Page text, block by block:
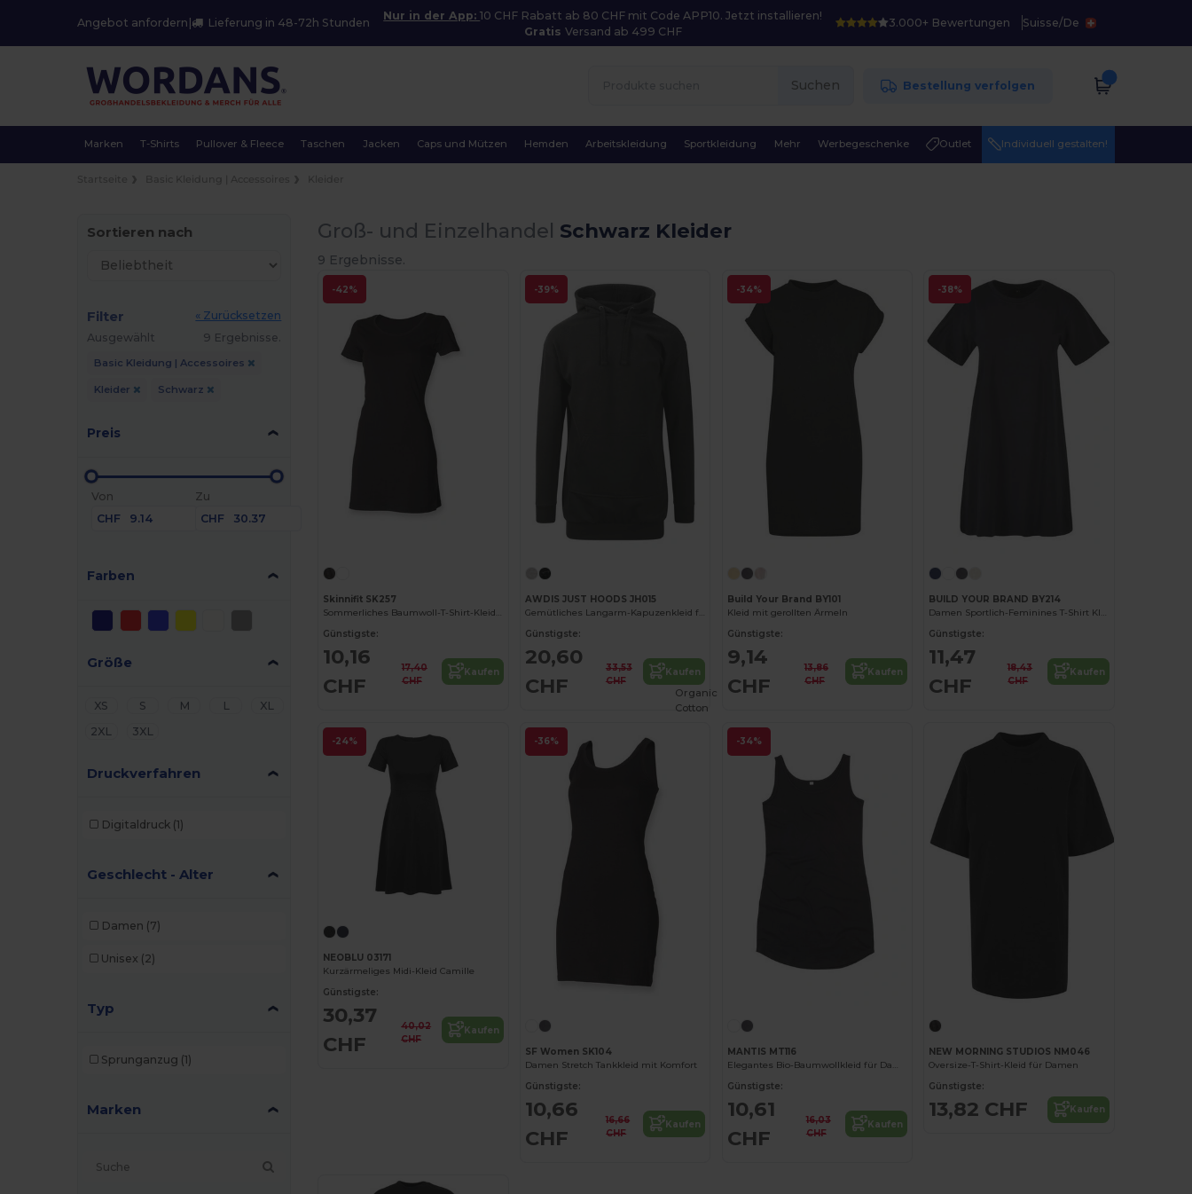
Angebot anfordern Lieferung in 48-72h Stunden
Nur in der App:10 CHF Rabatt ab 80 CHF mit Code APP10. Jetzt installieren!
Gratis Versand ab 499 CHF
3.000+ Bewertungen Suisse/De
Suchen Bestellung verfolgen
Marken T-Shirts Pullover & Fleece Taschen Jacken Caps und Mützen Hemden Arbeitskleidung Sportkleidung Mehr Werbegeschenke Outlet Individuell gestalten!
Sortieren nach
Filter
« Zurücksetzen
Ausgewählt
9 Ergebnisse.
Basic Kleidung | Accessoires
Kleider Schwarz
Preis
Von
CHF
Zu
CHF
Farben
Größe
XS S M L
XL
2XL
3XL
Druckverfahren
Digitaldruck (1)
Geschlecht - Alter
Damen (7)
Unisex (2)
Typ
Sprunganzug (1)
Marken
Groß- und Einzelhandel Schwarz Kleider
9 Ergebnisse.
-42%
Skinnifit SK257
Sommerliches Baumwoll-T-Shirt-Kleid für Urlaub
Günstigste:
10,16
CHF
17,40
CHF
Kaufen
-39%
AWDIS JUST HOODS JH015
Gemütliches Langarm-Kapuzenkleid für den Übergang
Günstigste:
20,60
CHF
33,53
CHF
Kaufen
-34%
Build Your Brand BY101
Kleid mit gerollten Ärmeln
Günstigste:
9,14
CHF
13,86
CHF
Kaufen
-38%
BUILD YOUR BRAND BY214
Damen Sportlich-Feminines T-Shirt Kleid
Günstigste:
11,47
CHF
18,43
CHF
Kaufen
-24%
NEOBLU 03171
Kurzärmeliges Midi-Kleid Camille
Günstigste:
30,37
CHF
40,02
CHF
Kaufen
-36%
SF Women SK104
Damen Stretch Tankkleid mit Komfort
Günstigste:
10,66
CHF
16,66
CHF
Kaufen
-34%
Organic
Cotton
MANTIS MT116
Elegantes Bio-Baumwollkleid für Damen
Günstigste:
10,61
CHF
16,03
CHF
Kaufen
NEW MORNING STUDIOS NM046
Oversize-T-Shirt-Kleid für Damen
Günstigste:
13,82 CHF Kaufen